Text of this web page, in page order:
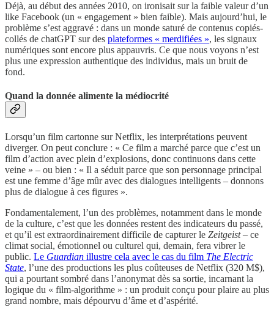
Déjà, au début des années 2010, on ironisait sur la faible valeur d’un
like Facebook (un « engagement » bien faible). Mais aujourd’hui, le
problème s’est aggravé : dans un monde saturé de contenus copiés-
collés de chatGPT sur des plateformes « merdifiées », les signaux
numériques sont encore plus appauvris. Ce que nous voyons n’est
plus une expression authentique des individus, mais un bruit de
fond.
Quand la donnée alimente la médiocrité
Lorsqu’un film cartonne sur Netflix, les interprétations peuvent
diverger. On peut conclure : « Ce film a marché parce que c’est un
film d’action avec plein d’explosions, donc continuons dans cette
veine » – ou bien : « Il a séduit parce que son personnage principal
est une femme d’âge mûr avec des dialogues intelligents – donnons
plus de dialogue à ces figures ».
Fondamentalement, l’un des problèmes, notamment dans le monde
de la culture, c’est que les données restent des indicateurs du passé,
et qu’il est extraordinairement difficile de capturer le Zeitgeist– ce
climat social, émotionnel ou culturel qui, demain, fera vibrer le
public. Le Guardian illustre cela avec le cas du film The Electric
State, l’une des productions les plus coûteuses de Netflix (320 M$),
qui a pourtant sombré dans l’anonymat dès sa sortie, incarnant la
logique du « film-algorithme » : un produit conçu pour plaire au plus
grand nombre, mais dépourvu d’âme et d’aspérité.